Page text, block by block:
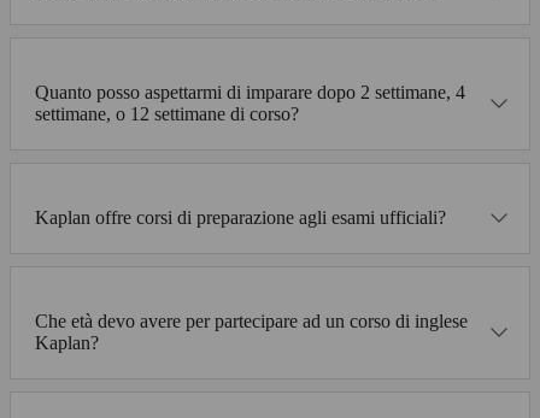
Quanto posso aspettarmi di imparare dopo 2 settimane, 4
settimane, o 12 settimane di corso?
Kaplan offre corsi di preparazione agli esami ufficiali?
Che età devo avere per partecipare ad un corso di inglese
Kaplan?